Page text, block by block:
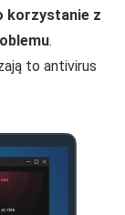
korzystanie z
.
to antivirus